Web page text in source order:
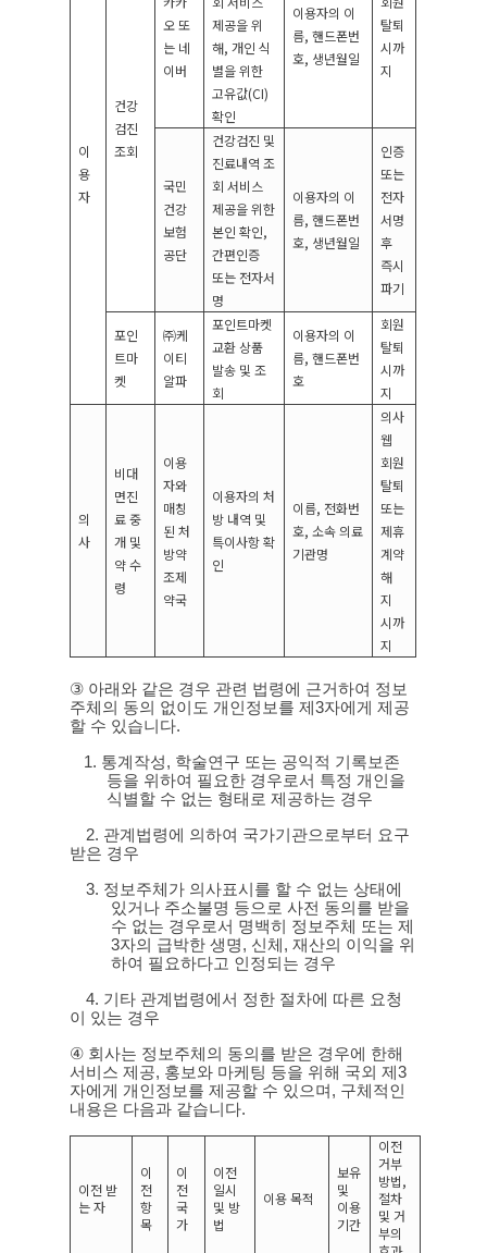
이
용
자
건강
검진
조회
오 또
는 네
이버
제공을 위
해,개인 식
별을 위한
고유값(CI)
확인
이용자의 이
름,핸드폰번
호, 생년월일
탈퇴
시까
지
국민
건강
보험
공단
건강검진 및
진료내역 조
회 서비스
제공을 위한
본인 확인,
간편인증
또는 전자서
명
이용자의 이
름,핸드폰번
호, 생년월일
인증
또는
전자
서명
후
즉시
파기
포인
트마
켓
㈜케
이티
알파
포인트마켓
교환 상품
발송 및 조
회
이용자의 이
름,핸드폰번
호
회원
탈퇴
시까
지
의
사
비대
면진
료 중
개 및
약 수
령
이용
자와
매칭
된 처
방약
조제
약국
이용자의 처
방 내역 및
특이사항 확
인
이름, 전화번
호,소속 의료
기관명
의사
웹
회원
탈퇴
또는
제휴
계약
해
지
시까
지
③ 아래와 같은 경우 관련 법령에 근거하여 정보
주체의 동의 없이도 개인정보를 제3자에게 제공
할 수 있습니다.
1. 통계작성, 학술연구 또는 공익적 기록보존
등을 위하여 필요한 경우로서 특정 개인을
식별할 수 없는 형태로 제공하는 경우
2. 관계법령에 의하여 국가기관으로부터 요구
받은 경우
3. 정보주체가 의사표시를 할 수 없는 상태에
있거나 주소불명 등으로 사전 동의를 받을
수 없는 경우로서 명백히 정보주체 또는 제
3자의 급박한 생명, 신체 , 재산의 이익을 위
하여 필요하다고 인정되는 경우
4. 기타 관계법령에서 정한 절차에 따른 요청
이 있는 경우
④ 회사는 정보주체의 동의를 받은 경우에 한해
서비스 제공, 홍보와 마케팅 등을 위해 국외 제3
자에게 개인정보를 제공할 수 있으며 , 구체적인
내용은 다음과 같습니다.
이전 받
는 자
이
전
항
목
이
전
국
가
이전
일시
및 방
법
이용 목적
보유
및
이용
기간
이전
거부
방법,
절차
및 거
부의